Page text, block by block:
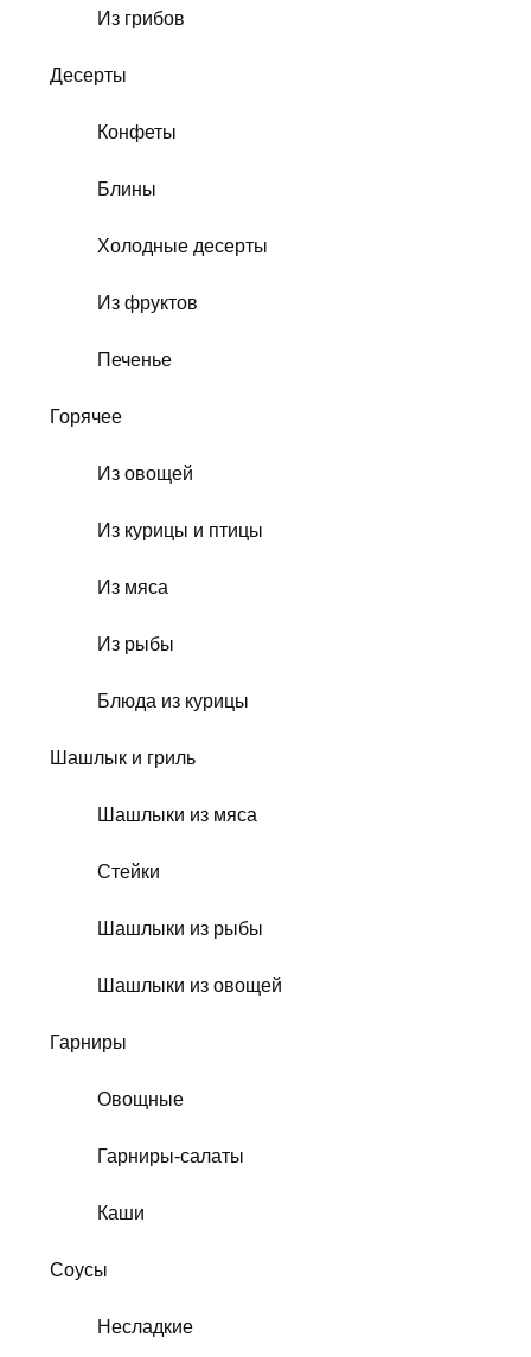
Из грибов
Десерты
Конфеты
Блины
Холодные десерты
Из фруктов
Печенье
Горячее
Из овощей
Из курицы и птицы
Из мяса
Из рыбы
Блюда из курицы
Шашлык и гриль
Шашлыки из мяса
Стейки
Шашлыки из рыбы
Шашлыки из овощей
Гарниры
Овощные
Гарниры-салаты
Каши
Соусы
Несладкие